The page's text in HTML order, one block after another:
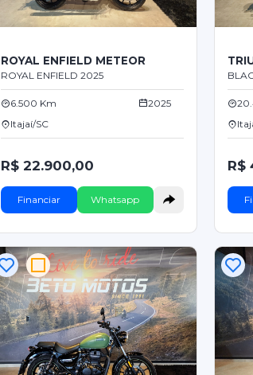
ROYAL ENFIELD METEOR
ROYAL ENFIELD 2025
6.500 Km
2025
Itajaí/SC
R$ 22.900,00
Financiar Whatsapp
R$